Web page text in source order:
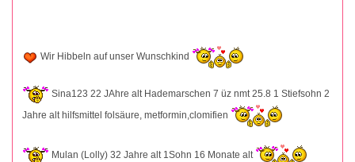
Wir Hibbeln auf unser Wunschkind
Sina123 22 JAhre alt Hademarschen 7 üz nmt 25.8 1 Stiefsohn 2
Jahre alt hilfsmittel folsäure, metformin,clomifien
Mulan (Lolly) 32 Jahre alt 1Sohn 16 Monate alt